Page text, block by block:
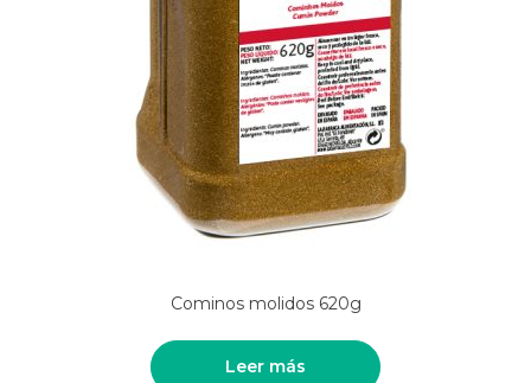
Cominos molidos 620g
Leer más